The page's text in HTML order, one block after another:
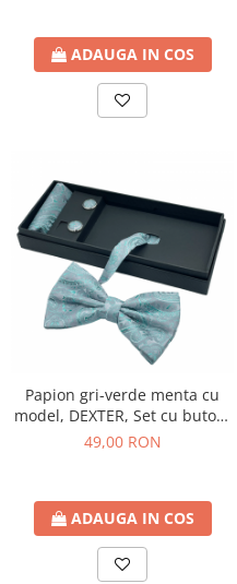
ADAUGA IN COS
Papion gri-verde menta cu
model, DEXTER, Set cu butoni
si batista
49,00 RON
ADAUGA IN COS